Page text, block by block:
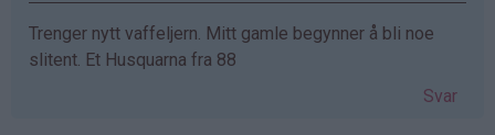
Trenger nytt vaffeljern. Mitt gamle begynner å bli noe
slitent. Et Husquarna fra 88
Svar